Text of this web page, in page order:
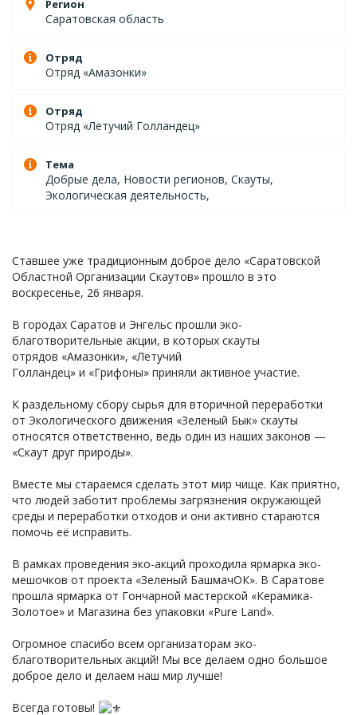
Регион
Саратовская область
Отряд
Отряд «Амазонки»
Отряд
Отряд «Летучий Голландец»
Тема
Добрые дела, Новости регионов, Скауты,
Экологическая деятельность,
Ставшее уже традиционным доброе дело «Саратовской
Областной Организации Скаутов» прошло в это
воскресенье, 26 января.
В городах Саратов и Энгельс прошли эко-
благотворительные акции, в которых скауты
отрядов «Амазонки», «Летучий
Голландец» и «Грифоны» приняли активное участие.
К раздельному сбору сырья для вторичной переработки
от Экологического движения «Зеленый Бык» скауты
относятся ответственно, ведь один из наших законов —
«Скаут друг природы».
Вместе мы стараемся сделать этот мир чище. Как приятно,
что людей заботит проблемы загрязнения окружающей
среды и переработки отходов и они активно стараются
помочь её исправить.
В рамках проведения эко-акций проходила ярмарка эко-
мешочков от проекта «Зеленый БашмачОК». В Саратове
прошла ярмарка от Гончарной мастерской «Керамика-
Золотое» и Магазина без упаковки «Pure Land».
Огромное спасибо всем организаторам эко-
благотворительных акций! Мы все делаем одно большое
доброе дело и делаем наш мир лучше!
Всегда готовы!